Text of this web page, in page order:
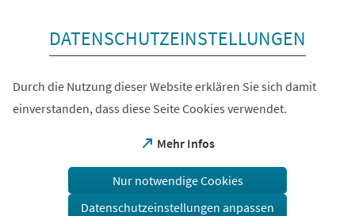
DATENSCHUTZEINSTELLUNGEN
Durch die Nutzung dieser Website erklären Sie sich damit
einverstanden, dass diese Seite Cookies verwendet.
Mehr Infos
(Öffnet
einem
Tab)
Nur notwendige Cookies
Datenschutzeinstellungen anpassen